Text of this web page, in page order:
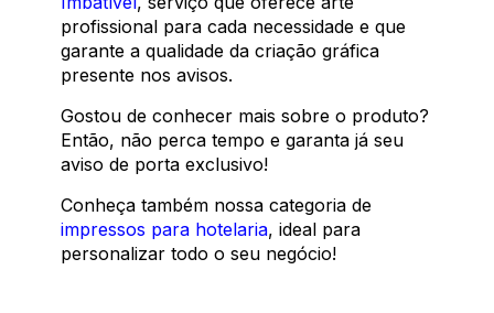
profissional para cada necessidade e que
garante a qualidade da criação gráfica
presente nos avisos.
Gostou de conhecer mais sobre o produto?
Então, não perca tempo e garanta já seu
aviso de porta exclusivo!
Conheça também nossa categoria de
impressos para hotelaria, ideal para
personalizar todo o seu negócio!